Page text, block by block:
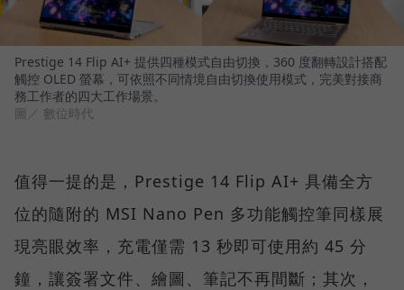
Prestige 14 Flip AI+ 提供四種模式自由切換，360 度翻轉設計搭配
觸控 OLED 螢幕，可依照不同情境自由切換使用模式，完美對接商
務工作者的四大工作場景。
圖／ 數位時代
值得一提的是，Prestige 14 Flip AI+ 具備全方
位的隨附的 MSI Nano Pen 多功能觸控筆同樣展
現亮眼效率，充電僅需 13 秒即可使用約 45 分
鐘，讓簽署文件、繪圖、筆記不再間斷；其次，